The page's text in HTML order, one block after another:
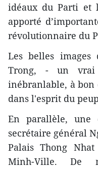
idéaux du Parti et
apporté
révolutionnaire du
Les belles images
Trong, - un vrai
inébranlable, à bon
dans l'esprit du
En parallèle, une
secrétaire général
Palais Thong
Minh-Ville. De